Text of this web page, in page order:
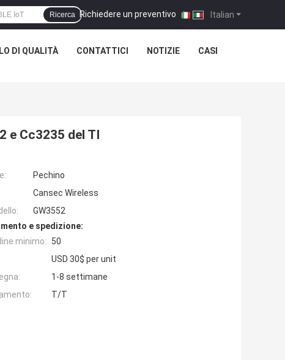
Italian
Richiedere un preventivo |
Ricerca
DI QUALITÀ CONTATTICI NOTIZIE CASI
e Cc3235 del TI
Pechino
Cansec Wireless
GW3552
e spedizione:
minimo:
50
USD 30$ per unit
1-8 settimane
T/T